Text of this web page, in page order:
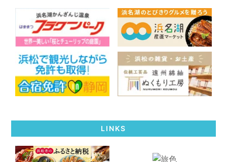
LINKS